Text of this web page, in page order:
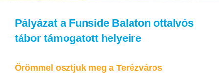
Pályázat a Funside Balaton ottalvós
tábor támogatott helyeire
Örömmel osztjuk meg a Terézváros